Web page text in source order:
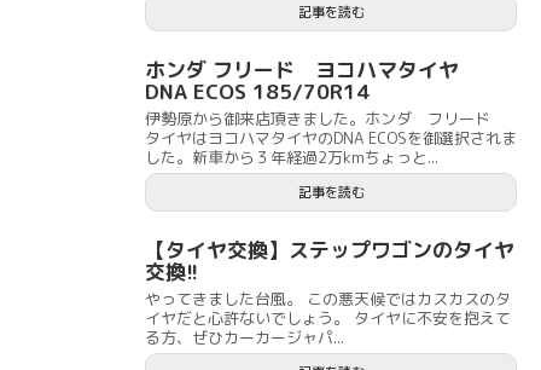
記事を読む
ホンダ フリード ヨコハマタイヤ
DNA ECOS 185/70R14
伊勢原から御来店頂きました。ホンダ フリード
タイヤはヨコハマタイヤのDNA ECOSを御選択されま
した。新車から３年経過2万kmちょっと...
記事を読む
【タイヤ交換】ステップワゴンのタイヤ
交換!!
やってきました台風。 この悪天候ではカスカスのタ
イヤだと心許ないでしょう。 タイヤに不安を抱えて
る方、ぜひカーカージャパ...